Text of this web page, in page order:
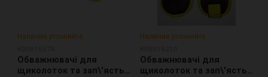
Наличие уточняйте
Обважнювачі для
щиколоток та зап\'ясть -
Наличие уточняйте
Обважнювачі для
щиколоток та зап\'ясть -